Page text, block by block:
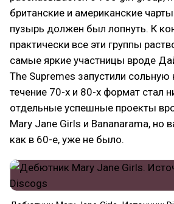
британские и американские
пузырь должен был лопнуть. К
практически все эти группы
самые яркие участницы вроде
The Supremes запустили сольную
течение 70-х и 80-х формат стал
отдельные успешные проекты
Mary Jane Girls и Bananarama, но
как в 60-е, уже не было.